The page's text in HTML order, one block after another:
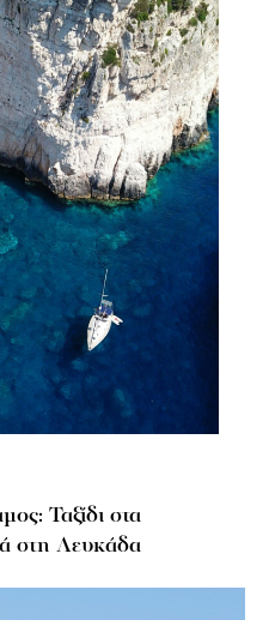
Ταξίδι στα
στη Λευκάδα